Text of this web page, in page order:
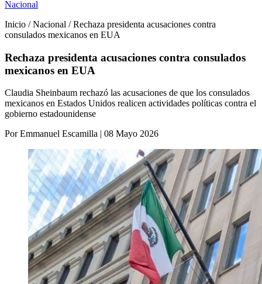
Nacional
Inicio / Nacional / Rechaza presidenta acusaciones contra
consulados mexicanos en EUA
Rechaza presidenta acusaciones contra consulados
mexicanos en EUA
Claudia Sheinbaum rechazó las acusaciones de que los consulados
mexicanos en Estados Unidos realicen actividades políticas contra el
gobierno estadounidense
Por Emmanuel Escamilla | 08 Mayo 2026